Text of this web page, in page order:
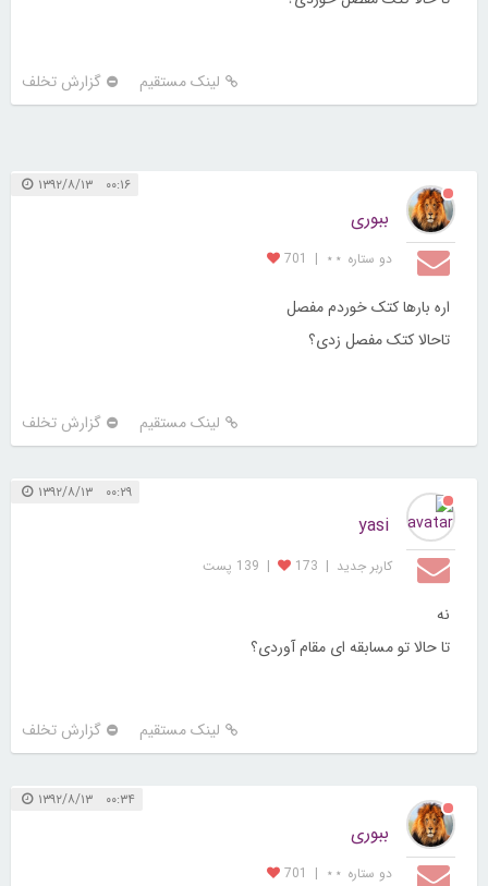
لینک مستقیم گزارش تخلف
۰۰:۱۶ ۱۳۹۲/۸/۱۳
ببوری
دو ستاره ⋆⋆ |
701
اره بارها کتک خوردم مفصل
تاحالا کتک مفصل زدی؟
لینک مستقیم گزارش تخلف
۰۰:۲۹ ۱۳۹۲/۸/۱۳
yasi
کاربر جديد |
173
| 139 پست
نه
تا حالا تو مسابقه ای مقام آوردی؟
لینک مستقیم گزارش تخلف
۰۰:۳۴ ۱۳۹۲/۸/۱۳
ببوری
دو ستاره ⋆⋆ |
701